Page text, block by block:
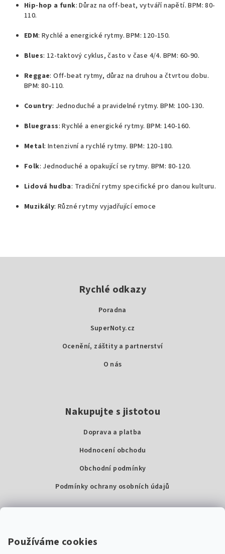
Používáme cookies
Hip-hop a funk: Důraz na off-beat, vytváří napětí. BPM: 80-
110.
EDM: Rychlé a energické rytmy. BPM: 120-150.
Blues: 12-taktový cyklus, často v čase 4/4. BPM: 60-90.
Reggae: Off-beat rytmy, důraz na druhou a čtvrtou dobu.
BPM: 80-110.
Country: Jednoduché a pravidelné rytmy. BPM: 100-130.
Bluegrass: Rychlé a energické rytmy. BPM: 140-160.
Metal: Intenzivní a rychlé rytmy. BPM: 120-180.
Folk: Jednoduché a opakující se rytmy. BPM: 80-120.
Lidová hudba: Tradiční rytmy specifické pro danou kulturu.
Muzikály: Různé rytmy vyjadřující emoce
Rychlé odkazy
Poradna
SuperNoty.cz
Ocenění, záštity a partnerství
O nás
Nakupujte s jistotou
Doprava a platba
Hodnocení obchodu
Obchodní podmínky
Podmínky ochrany osobních údajů
Super Noty, s.r.o.